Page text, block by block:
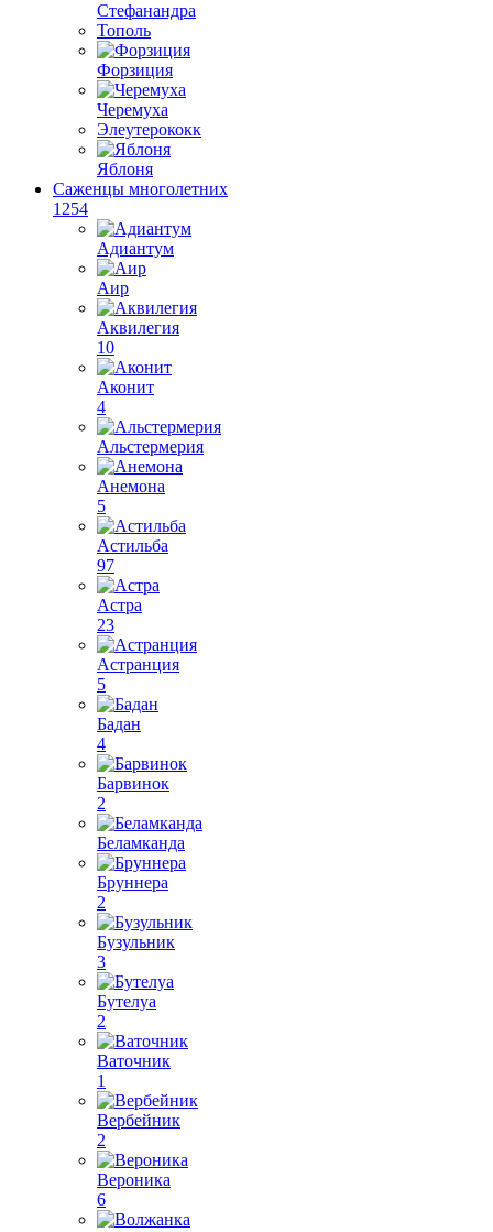
Стефанандра
Тополь
Форзиция
Черемуха
Элеутерококк
Яблоня
Саженцы многолетних
1254
Адиантум
Аир
Аквилегия
10
Аконит
4
Альстермерия
Анемона
5
Астильба
97
Астра
23
Астранция
5
Бадан
4
Барвинок
2
Беламканда
Бруннера
2
Бузульник
3
Бутелуа
2
Ваточник
1
Вербейник
2
Вероника
6